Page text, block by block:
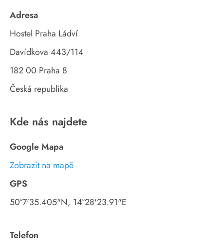
Adresa
Hostel Praha Ládví
Davídkova 443/114
182 00 Praha 8
Česká republika
Kde nás najdete
Google Mapa
Zobrazit na mapě
GPS
50°7'35.405"N, 14°28'23.91"E
Telefon